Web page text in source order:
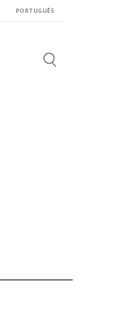
PORTUGUÊS
Search